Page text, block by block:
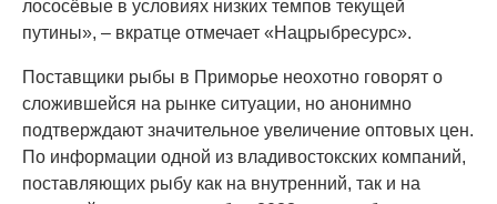
лососёвые в условиях низких темпов текущей
путины», – вкратце отмечает «Нацрыбресурс».
Поставщики рыбы в Приморье неохотно говорят о
сложившейся на рынке ситуации, но анонимно
подтверждают значительное увеличение оптовых цен.
По информации одной из владивостокских компаний,
поставляющих рыбу как на внутренний, так и на